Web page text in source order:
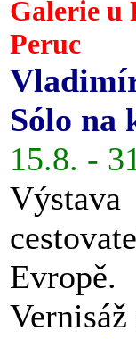
Galerie u
Peruc
Sólo na
15.8. -
Evropě.